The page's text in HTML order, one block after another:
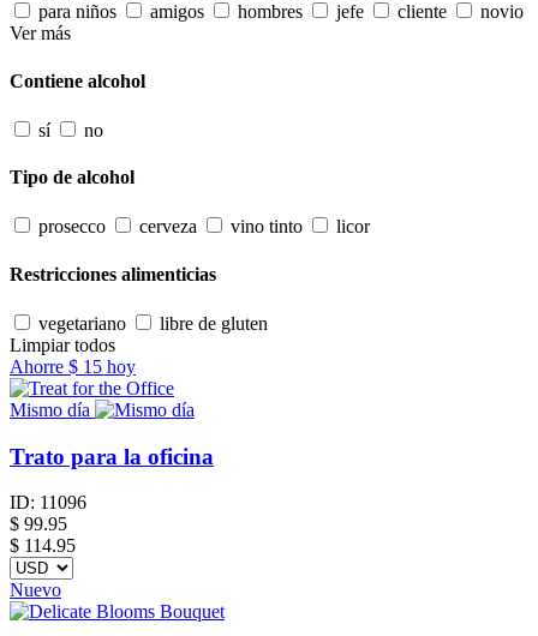
para niños
amigos hombres jefe cliente
novio
Ver más
Contiene alcohol
sí no
Tipo de alcohol
prosecco cerveza vino tinto licor
Restricciones alimenticias
vegetariano
libre de gluten
Limpiar todos
Ahorre $ 15 hoy
Mismo día
Trato para la oficina
ID: 11096
$ 99.95
$ 114.95
Nuevo